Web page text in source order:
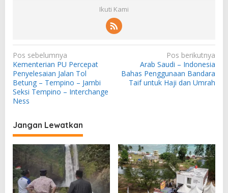
Ikuti Kami
N
a
v
i
a
s
i
p
o
Pos sebelumnya
Kementerian PU Percepat
Penyelesaian Jalan Tol
Betung – Tempino – Jambi
Seksi Tempino – Interchange
Ness
Pos berikutnya
Arab Saudi – Indonesia
Bahas Penggunaan Bandara
Taif untuk Haji dan Umrah
Jangan Lewatkan